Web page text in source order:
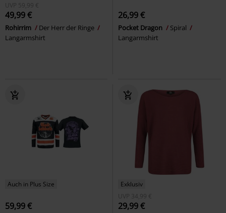
UVP
59,99 €
49,99 €
Rohirrim
Der Herr der Ringe
Langarmshirt
26,99 €
Pocket Dragon
Spiral
Langarmshirt
Auch in Plus Size
59,99 €
Exklusiv
UVP
34,99 €
29,99 €